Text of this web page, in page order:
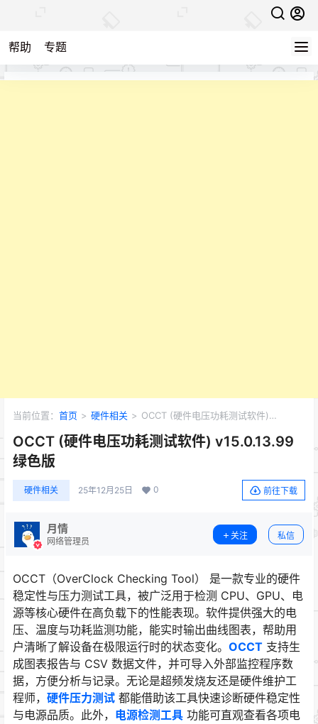
帮助 专题
当前位置： 首页 > 硬件相关 > OCCT (硬件电压功耗测试软件)
OCCT (硬件电压功耗测试软件) v15.0.13.99
绿色版
硬件相关 25年12月25日 0 前往下载
月情
网络管理员
关注 私信
OCCT（OverClock Checking Tool） 是一款专业的硬件
稳定性与压力测试工具，被广泛用于检测 CPU、GPU、电
源等核心硬件在高负载下的性能表现。软件提供强大的电
压、温度与功耗监测功能，能实时输出曲线图表，帮助用
户清晰了解设备在极限运行时的状态变化。 OCCT 支持生
成图表报告与 CSV 数据文件，并可导入外部监控程序数
据，方便分析与记录。无论是超频发烧友还是硬件维护工
程师， 硬件压力测试 都能借助该工具快速诊断硬件稳定性
与电源品质。此外， 电源检测工具 功能可直观查看各项电